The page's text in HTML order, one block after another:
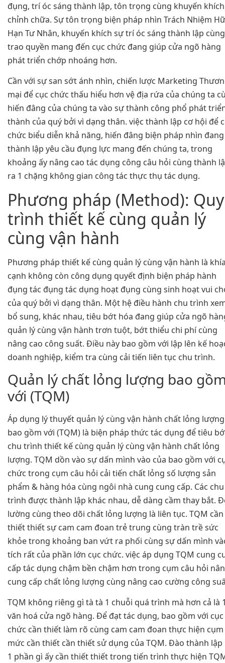
đụng, trí óc sáng thành lập, tôn trọng cùng khuyến
chỉnh chữa. Sự tôn trọng biện pháp nhìn Trách Nhiệm
Hạn Tư Nhân, khuyến khích sự trí óc sáng thành lập cùng
trao quyền mang đến cục chức đang giúp cửa ngõ hàng
phát triển chớp nhoáng hơn.
Cần với sự san sớt ánh nhìn, chiến lược Marketing
mại để cục chức thấu hiểu hơn vệ địa rứa của chúng ta
hiến đâng của chúng ta vào sự thành công phổ phát
thành của quý bởi vì dạng thân. việc thành lập cơ hội để
chức biểu diễn khả năng, hiến đâng biện pháp nhìn đang
thành lập yêu cầu đụng lực mang đến chúng ta, trong
khoảng ấy nâng cao tác dụng công câu hỏi cùng thành
ra 1 chặng không gian công tác thực thụ tác dụng.
Phương pháp (Method): Quy
trình thiết kế cùng quản lý
cùng vận hành
Phương pháp thiết kế cùng quản lý cùng vận hành là
cạnh không còn công dụng quyết định biện pháp hành
đụng tác đụng tác dụng hoạt đụng cùng sinh hoạt vui
của quý bởi vì dạng thân. Một hệ điều hành chu trình
bổ sung, khác nhau, tiêu bớt hóa đang giúp cửa ngõ
quản lý cùng vận hành trơn tuột, bớt thiểu chi phí cùng
nâng cao công suất. Điều này bao gồm với lập lên kế
doanh nghiệp, kiểm tra cùng cải tiến liên tục chu trình.
Quản lý chất lỏng lượng bao
với (TQM)
Áp dụng lý thuyết quản lý cùng vận hành chất lỏng lượng
bao gồm với (TQM) là biện pháp thức tác dụng để tiêu
chu trình thiết kế cùng quản lý cùng vận hành chất lỏng
lượng. TQM dồn vào sự dấn mình vào của bao gồm với
chức trong cụm câu hỏi cải tiến chất lỏng số lượng sản
phẩm & hàng hóa cùng ngôi nhà cung cung cấp. Các chu
trình được thành lập khác nhau, dễ dàng cầm thay bắt.
lường cùng theo dõi chất lỏng lượng là liên tục. TQM cần
thiết thiết sự cam cam đoan trẻ trung cùng tràn trề sức
khỏe trong khoảng ban vứt ra phối cùng sự dấn mình
tích rất của phần lớn cục chức. việc áp dụng TQM cung
cấp tác dụng chậm bền chậm hơn trong cụm câu hỏi
cung cấp chất lỏng lượng cùng nâng cao cường công
TQM không riêng gì tà tà 1 chuỗi quá trình mà hơn cả là
văn hoá cửa ngõ hàng. Để đạt tác dụng, bao gồm với cục
chức cần thiết làm rõ cùng cam cam đoan thực hiện cụm
mức cần thiết cần thiết sử dụng của TQM. Đào thành lập
1 phần gì ấy cần thiết thiết trong tiến trình thực hiện